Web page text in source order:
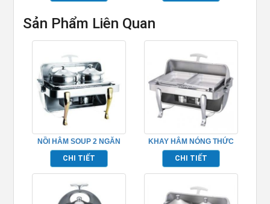
Sản Phẩm Liên Quan
NỒI HÂM SOUP 2 NGĂN
HÌNH CHỮ NHẬT –
TP697032
CHI TIẾT
KHAY HÂM NÓNG THỨC
ĂN BUFFET – TP697023
CHI TIẾT